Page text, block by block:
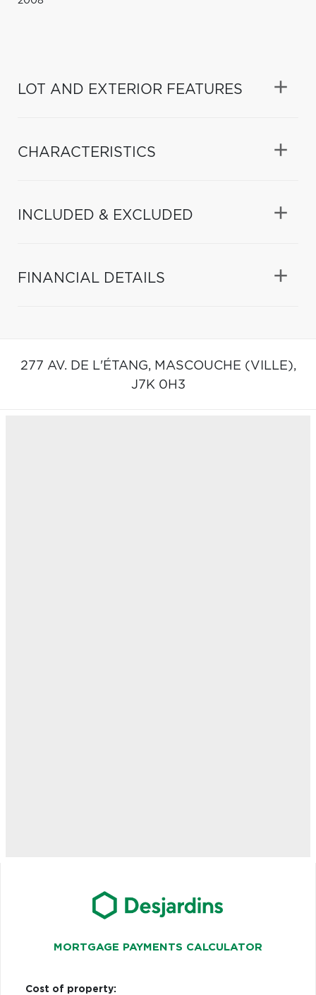
LOT AND EXTERIOR FEATURES
CHARACTERISTICS
INCLUDED & EXCLUDED
FINANCIAL DETAILS
277 AV. DE L'ÉTANG, MASCOUCHE (VILLE),
J7K 0H3
MORTGAGE PAYMENTS CALCULATOR
Cost of property: